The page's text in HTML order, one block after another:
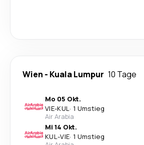
Wien - Kuala Lumpur 10 Tage
Mo 05 Okt.
VIE-KUL· 1 Umstieg
Air Arabia
Mi 14 Okt.
KUL-VIE· 1 Umstieg